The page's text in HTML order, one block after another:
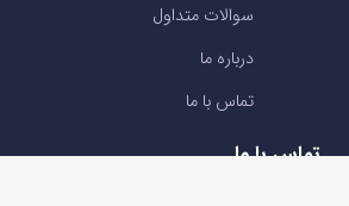
سوالات متداول
درباره ما
تماس با ما
تماس با ما